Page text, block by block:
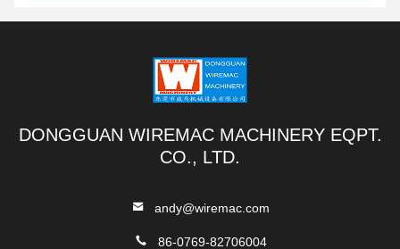
DONGGUAN WIREMAC MACHINERY EQPT.
CO., LTD.
andy@wiremac.com
86-0769-82706004